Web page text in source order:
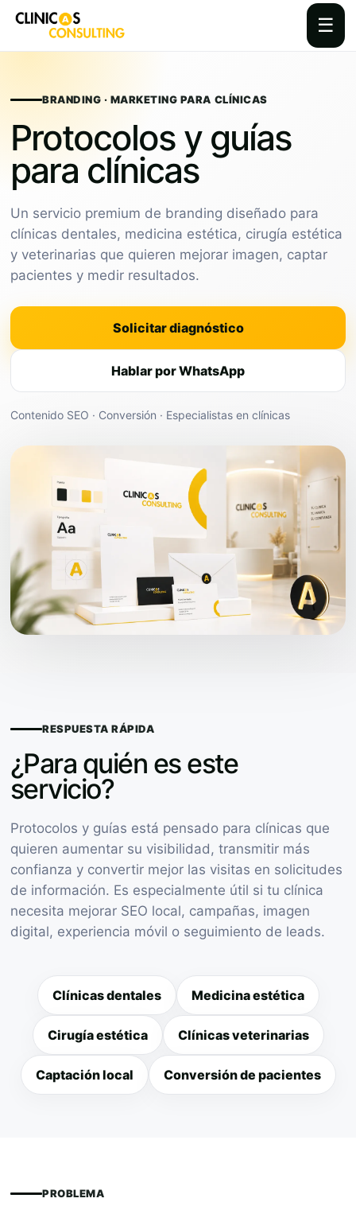
☰
contentBRANDING · MARKETING PARA CLÍNICAS
Protocolos y guías
para clínicas
Un servicio premium de branding diseñado para
clínicas dentales, medicina estética, cirugía estética
y veterinarias que quieren mejorar imagen, captar
pacientes y medir resultados.
Solicitar diagnóstico
Hablar por WhatsApp
Contenido SEO · Conversión · Especialistas en clínicas
RESPUESTA RÁPIDA
¿Para quién es este
servicio?
Protocolos y guías está pensado para clínicas que
quieren aumentar su visibilidad, transmitir más
confianza y convertir mejor las visitas en solicitudes
de información. Es especialmente útil si tu clínica
necesita mejorar SEO local, campañas, imagen
digital, experiencia móvil o seguimiento de leads.
Clínicas dentales Medicina estética
Cirugía estética Clínicas veterinarias
Captación local Conversión de pacientes
PROBLEMA